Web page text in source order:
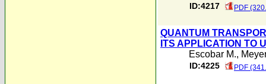
ID:4217 PDF
QUANTUM
ITS APPLICATION TO
Escobar M.,
ID:4225 PDF